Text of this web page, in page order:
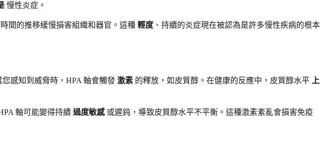
慢性炎症。
間的推移緩慢損害組織和器官。這種 輕度 、持續的炎症現在被認為是許多慢性疾病的根本
您感知到威脅時，HPA 軸會觸發 激素 的釋放，如皮質醇。在健康的反應中，皮質醇水平
上
軸可能變得持續 過度敏感或遲鈍，導致皮質醇水平不平衡。這種激素紊亂會損害免疫